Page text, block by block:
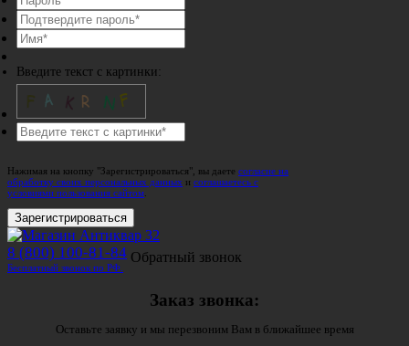
Введите текст с картинки:
Нажимая на кнопку "Зарегистрироваться", вы даете согласие на
обработку своих персональных данных и соглашаетесь с
условиями пользования сайтом
Зарегистрироваться
8 (800) 100-81-84
Бесплатный звонок по РФ.
Обратный звонок
Заказ звонка:
Оставьте заявку и мы перезвоним Вам в ближайшее время